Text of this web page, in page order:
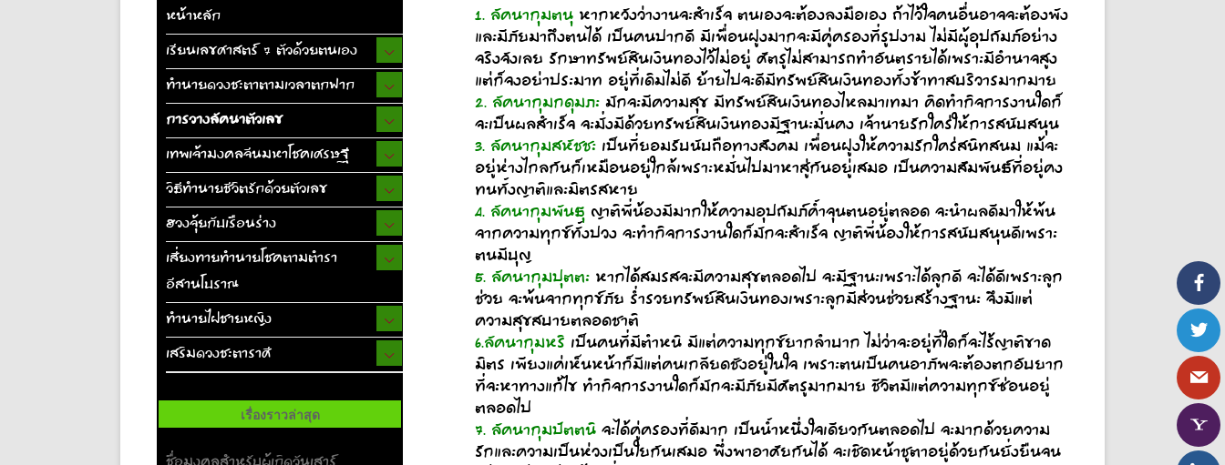
1. ลัคนากุมตนุหากหวังว่างานจะสำเร็จ ตนเองจะต้องลงมือเอง ถ้าไว้ใจคนอื่นอาจจะต้องพัง
และมีภัยมาถึงตนได้ เป็นคนปากดี มีเพื่อนฝูงมากจะมีคู่ครองที่รูปงาม ไม่มีผู้อุปถัมภ์อย่าง
จริงจังเลย รักษาทรัพย์สินเงินทองไว้ไม่อยู่ ศัตรูไม่สามารถทำอันตรายได้เพราะมีอำนาจสูง
แต่ก็จงอย่าประมาท อยู่ที่เดิมไม่ดี ย้ายไปจะดีมีทรัพย์สินเงินทองทั้งข้าทาสบริวารมากมาย
2. ลัคนากุมกดุมภะมักจะมีความสุข มีทรัพย์สินเงินทองไหลมาเทมา คิดทำกิจการงานใดก็
จะเป็นผลสำเร็จ จะมั่งมีด้วยทรัพย์สินเงินทองมีฐานะมั่นคง เจ้านายรักใคร่ให้การสนับสนุน
3. ลัคนากุมสหัชชะเป็นที่ยอมรับนับถือทางสังคม เพื่อนฝูงให้ความรักใคร่สนิทสนม แม้จะ
อยู่ห่างไกลกันก็เหมือนอยู่ใกล้เพราะหมั่นไปมาหาสู่กันอยู่เสมอ เป็นความสัมพันธ์ที่อยู่คง
ทนทั้งญาติและมิตรสหาย
4. ลัคนากุมพันธุญาติพี่น้องมีมากให้ความอุปถัมภ์ค้ำจุนตนอยู่ตลอด จะนำผลดีมาให้พ้น
จากความทุกข์ทั้งปวง จะทำกิจการงานใดก็มักจะสำเร็จ ญาติพี่น้องให้การสนับสนุนดีเพราะ
ตนมีบุญ
5. ลัคนากุมปุตตะหากได้สมรสจะมีความสุขตลอดไป จะมีฐานะเพราะได้ลูกดี จะได้ดีเพราะลูก
ช่วย จะพ้นจากทุกข์ภัย ร่ำรวยทรัพย์สินเงินทองเพราะลูกมีส่วนช่วยสร้างฐานะ จึงมีแต่
ความสุขสบายตลอดชาติ
6.ลัคนากุมหริ เป็นคนที่มีตำหนิ มีแต่ความทุกข์ยากลำบาก ไม่ว่าจะอยู่ที่ใดก็จะไร้ญาติขาด
มิตร เพียงแค่เห็นหน้าก็มีแต่คนเกลียดชังอยู่ในใจ เพราะตนเป็นคนอาภัพจะต้องตกอับยาก
ที่จะหาทางแก้ไข ทำกิจการงานใดก็มักจะมีภัยมีศัตรูมากมาย ชีวิตมีแต่ความทุกข์ซ่อนอยู่
ตลอดไป
7. ลัคนากุมปัตตนิจะได้คู่ครองที่ดีมาก เป็นน้ำหนึ่งใจเดียวกันตลอดไป จะมากด้วยความ
รักและความเป็นห่วงเป็นใยกันเสมอ พึ่งพาอาศัยกันได้ จะเชิดหน้าชูตาอยู่ด้วยกันยั่งยืนจน
หน้าหลัก
เรียนเลขศาสตร์ 7 ตัวด้วยตนเอง
ทำนายดวงชะตาตามเวลาตกฟาก
การวางลัคนาตัวเลข
เทพเจ้ามงคลจีนมหาโชคเศรษฐี
วิธีทำนายชีวิตรักด้วยตัวเลข
ฮวงจุ้ยกับเรือนร่าง
เสี่ยงทายทำนายโชคตามตำรา
อีสานโบราณ
ทำนายไฝชายหญิง
เสริมดวงชะตาราศี
เรื่องราวล่าสุด